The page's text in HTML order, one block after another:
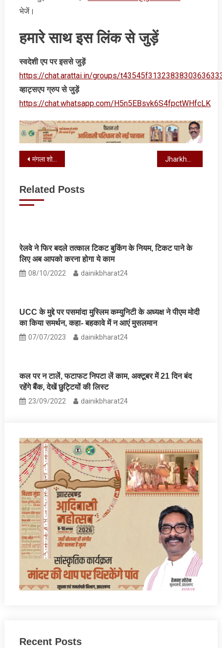
भेजें।
हमारे साथ इस लिंक से जुड़ें
स्‍वदेशी एप पर इससे जुड़ें
https://chat.arattai.in/groups/
व्‍हाट्सएप ग्रुप से जुड़ें
https://chat.whatsapp.com/H5n5EBsvk6S4fpctWHfcLK
Post
मंगला शोभा यात्रा से गूंजा क्षेत्र, रामनवमी को लेकर बढ़ा उत्साह
Related Posts
रेलवे ने फिर बदले तत्काल टिकट बुकिंग के नियम, टिकट पाने के
लिए अब आपको करना होगा ये काम
08/10/2022 dainikbharat24
UCC के मुद्दे पर पसमांदा मुस्लिम कम्युनिटी के अध्यक्ष ने पीएम मोदी
का किया समर्थन, कहा- बहकावे में न आएं मुसलमान
07/07/2023 dainikbharat24
कल पर न टालें, फटाफट निपटा लें काम, अक्टूबर में 21 दिन बंद
रहेंगे बैंक, देखें छुट्टियों की लिस्ट
23/09/2022 dainikbharat24
Recent Posts